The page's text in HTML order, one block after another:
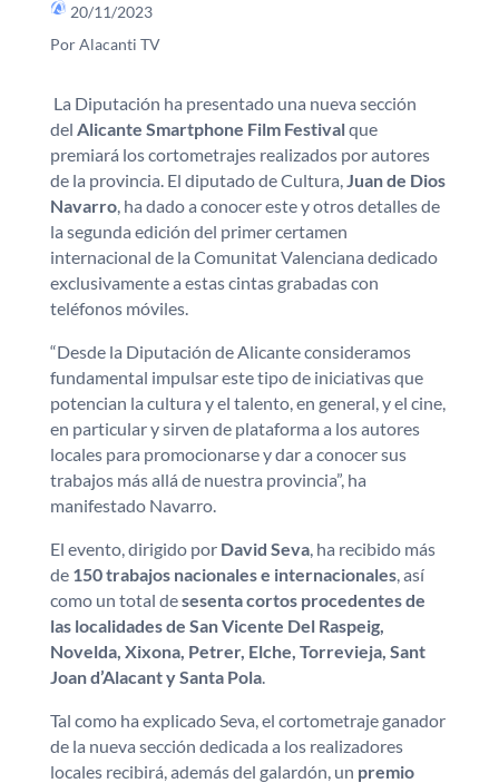
20/11/2023
Por Alacanti TV
La Diputación ha presentado una nueva sección
del Alicante Smartphone Film Festivalque
premiará los cortometrajes realizados por autores
de la provincia. El diputado de Cultura,Juan de Dios
Navarro, ha dado a conocer este y otros detalles de
la segunda edición del primer certamen
internacional de la Comunitat Valenciana dedicado
exclusivamente a estas cintas grabadas con
teléfonos móviles.
“Desde la Diputación de Alicante consideramos
fundamental impulsar este tipo de iniciativas que
potencian la cultura y el talento, en general, y el cine,
en particular y sirven de plataforma a los autores
locales para promocionarse y dar a conocer sus
trabajos más allá de nuestra provincia”, ha
manifestado Navarro.
El evento, dirigido por David Seva, ha recibido más
de 150 trabajos nacionales e internacionales, así
como un total desesenta cortos procedentes de
las localidades de San Vicente Del Raspeig,
Novelda, Xixona, Petrer, Elche, Torrevieja, Sant
Joan d’Alacant y Santa Pola.
Tal como ha explicado Seva, el cortometraje ganador
de la nueva sección dedicada a los realizadores
locales recibirá, además del galardón, un premio